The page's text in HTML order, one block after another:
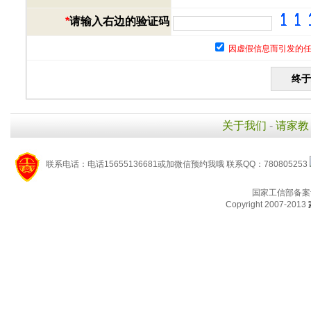
*请输入右边的验证码
因虚假信息而引发的
关于我们 - 请家教
联系电话：电话15655136681或加微信预约我哦 联系QQ：780805253
国家工信部备
Copyright 2007-2013